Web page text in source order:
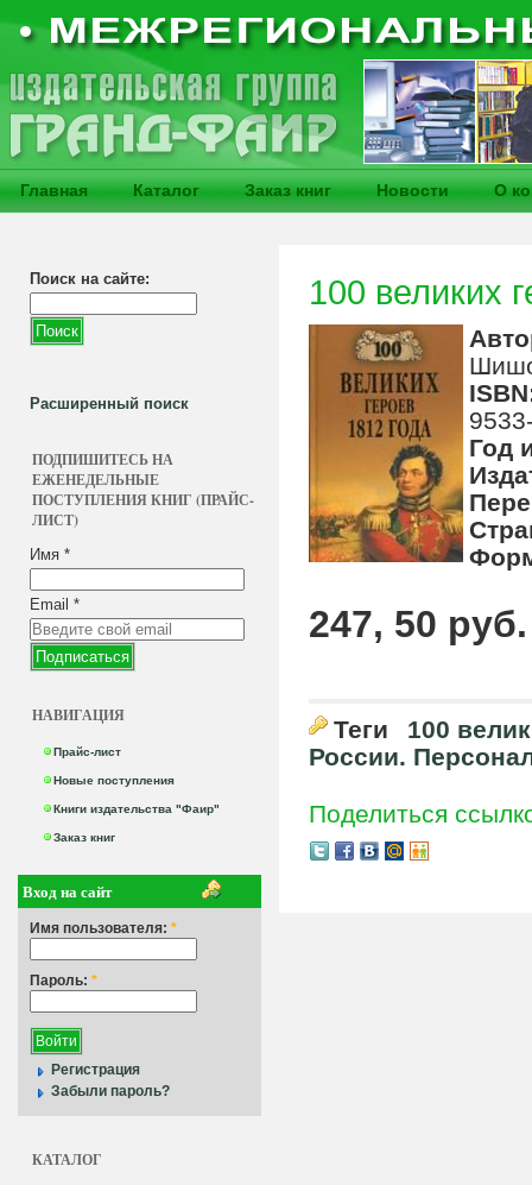
Главная Каталог Заказ книг Новости О
Поиск на сайте:
Расширенный поиск
ПОДПИШИТЕСЬ НА
ЕЖЕНЕДЕЛЬНЫЕ
ПОСТУПЛЕНИЯ КНИГ (ПРАЙС-
ЛИСТ)
Имя *
Email *
НАВИГАЦИЯ
Прайс-лист
Новые поступления
Книги издательства "Фаир"
Заказ книг
Вход на сайт
Имя пользователя: *
Пароль: *
Регистрация
Забыли пароль?
КАТАЛОГ
100 великих
Год
247, 50 руб.
Теги
100
России.
Поделиться